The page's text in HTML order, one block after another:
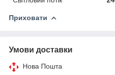
Приховати
Умови доставки
Нова Пошта